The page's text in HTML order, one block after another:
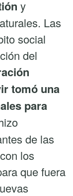
y
Las
social
del
tomó una
para
de las
los
que fuera